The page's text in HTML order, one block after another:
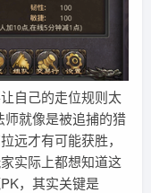
自己的走位规则太
就像是被追捕的猎
远才有可能获胜，
实际上都想知道这
，其实关键是